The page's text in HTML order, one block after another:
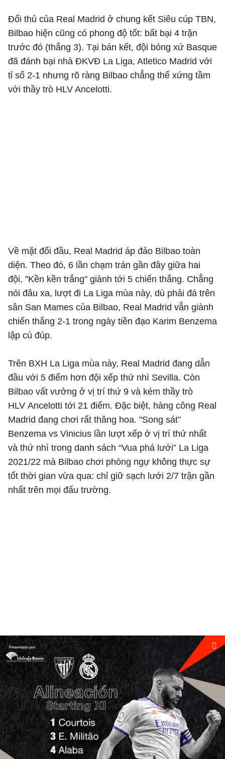
Đối thủ của Real Madrid ở chung kết Siêu cúp TBN,
Bilbao hiện cũng có phong độ tốt: bất bại 4 trận
trước đó (thắng 3). Tại bán kết, đội bóng xứ Basque
đã đánh bại nhà ĐKVĐ La Liga, Atletico Madrid với
tỉ số 2-1 nhưng rõ ràng Bilbao chẳng thể xứng tầm
với thầy trò HLV Ancelotti.
Về mặt đối đầu, Real Madrid áp đảo Bilbao toàn
diện. Theo đó, 6 lần chạm trán gần đây giữa hai
đội, "Kền kền trắng" giành tới 5 chiến thắng. Chẳng
nói đâu xa, lượt đi La Liga mùa này, dù phải đá trên
sân San Mames của Bilbao, Real Madrid vẫn giành
chiến thắng 2-1 trong ngày tiền đạo Karim Benzema
lập cú đúp.
Trên BXH La Liga mùa này, Real Madrid đang dẫn
đầu với 5 điểm hơn đội xếp thứ nhì Sevilla. Còn
Bilbao vất vưởng ở vị trí thứ 9 và kém thầy trò
HLV Ancelotti tới 21 điểm. Đặc biệt, hàng công Real
Madrid đang chơi rất thăng hoa. "Song sát”
Benzema vs Vinicius lần lượt xếp ở vị trí thứ nhất
và thứ nhì trong danh sách “Vua phá lưới” La Liga
2021/22 mà Bilbao chơi phòng ngự không thực sự
tốt thời gian vừa qua: chỉ giữ sạch lưới 2/7 trận gần
nhất trên mọi đấu trường.